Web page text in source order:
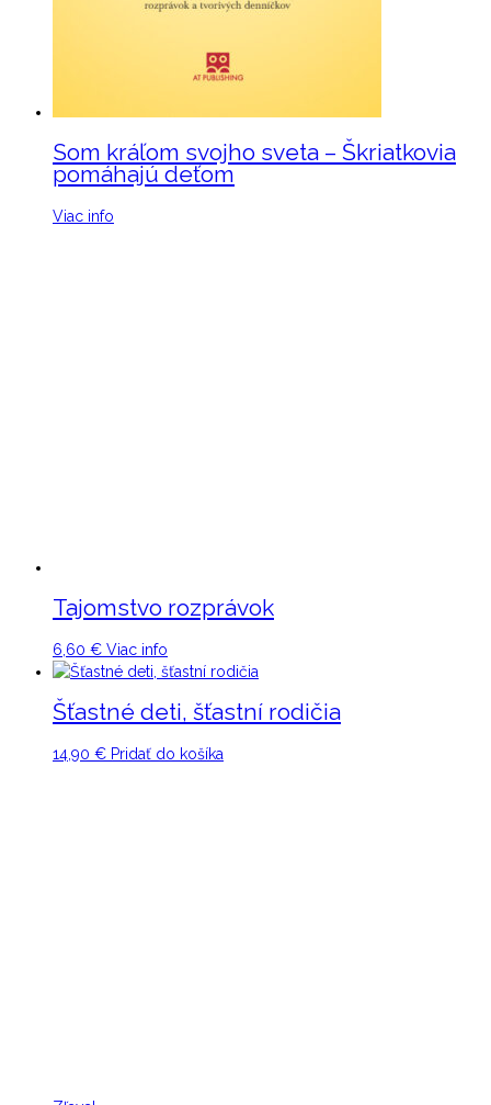
Som kráľom svojho sveta – Škriatkovia
pomáhajú deťom
Viac info
Tajomstvo rozprávok
6,60 € Viac info
Šťastné deti, šťastní rodičia
14,90 € Pridať do košíka